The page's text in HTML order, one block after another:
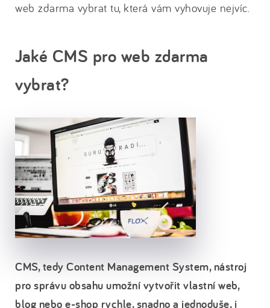
web zdarma vybrat tu, která vám vyhovuje nejvíc.
Jaké CMS pro web zdarma
vybrat?
CMS, tedy Content Management System, nástroj
pro správu obsahu umožní vytvořit vlastní web,
blog nebo e-shop rychle, snadno a jednoduše, i